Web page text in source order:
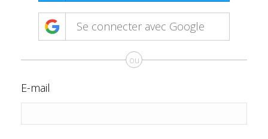
Se connecter avec Google
ou
E-mail